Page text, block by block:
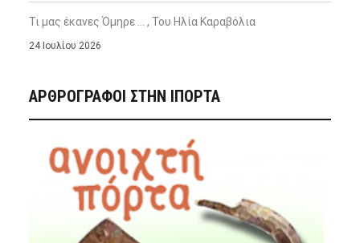
Τι μας έκανες Όμηρε … , Του Ηλία Καραβόλια
24 Ιουλίου 2026
ΑΡΘΡΟΓΡΑΦΟΙ ΣΤΗΝ IΠΟΡΤΑ